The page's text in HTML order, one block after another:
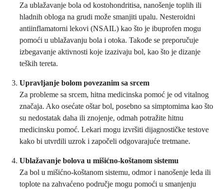
Za ublažavanje bola od kostohondritisa, nanošenje toplih ili
hladnih obloga na grudi može smanjiti upalu. Nesteroidni
antiinflamatorni lekovi (NSAIL) kao što je ibuprofen mogu
pomoći u ublažavanju bola i otoka. Takođe se preporučuje
izbegavanje aktivnosti koje izazivaju bol, kao što je dizanje
teških tereta.
Upravljanje bolom povezanim sa srcem
Za probleme sa srcem, hitna medicinska pomoć je od vitalnog
značaja. Ako osećate oštar bol, posebno sa simptomima kao što
su nedostatak daha ili znojenje, odmah potražite hitnu
medicinsku pomoć. Lekari mogu izvršiti dijagnostičke testove
kako bi utvrdili uzrok i započeli odgovarajuće tretmane.
Ublažavanje bolova u mišićno-koštanom sistemu
Za bol u mišićno-koštanom sistemu, odmor i nanošenje leda ili
toplote na zahvaćeno područje mogu pomoći u smanjenju